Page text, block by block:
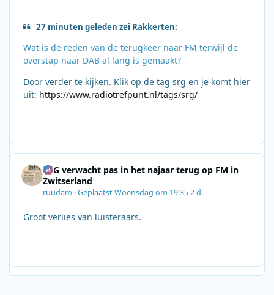
27 minuten geleden zei Rakkerten:
Wat is de reden van de terugkeer naar FM terwijl de
overstap naar DAB al lang is gemaakt?
Door verder te kijken. Klik op de tag srg en je komt hier
uit: https://www.radiotrefpunt.nl/tags/srg/
SRG verwacht pas in het najaar terug op FM in
Zwitserland
ruudam ·GeplaatstWoensdag om 19:352 d.
Groot verlies van luisteraars.